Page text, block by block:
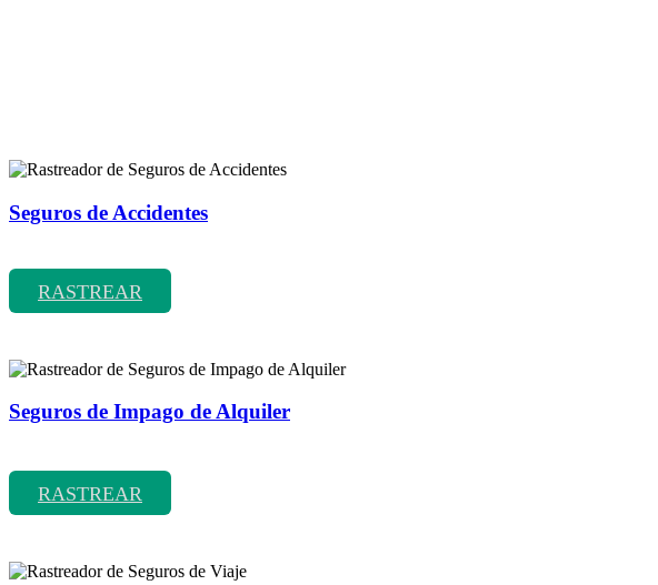
Seguros de Accidentes
RASTREAR
Seguros de Impago de Alquiler
RASTREAR